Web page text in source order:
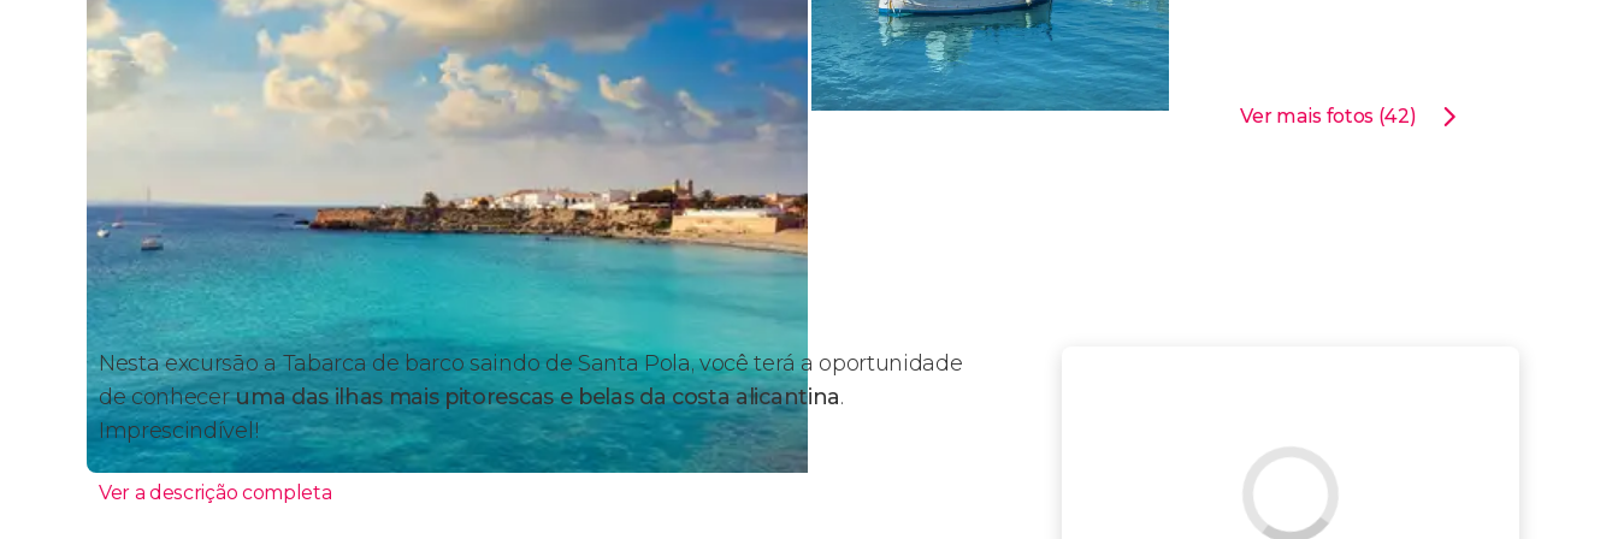
Ver mais fotos (42)
Nesta excursão a Tabarca de barco saindo de Santa Pola, você terá a oportunidade
de conheceruma das ilhas mais pitorescas e belas da costa alicantina.
Imprescindível!
Ver a descrição completa